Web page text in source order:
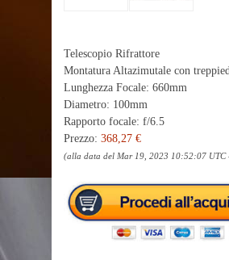
Telescopio Rifrattore
Montatura Altazimutale con
Lunghezza Focale: 660mm
Diametro: 100mm
Rapporto focale: f/6.5
Prezzo: 368,27 €
(alla data del Mar 19, 2023 10:52:07 UTC